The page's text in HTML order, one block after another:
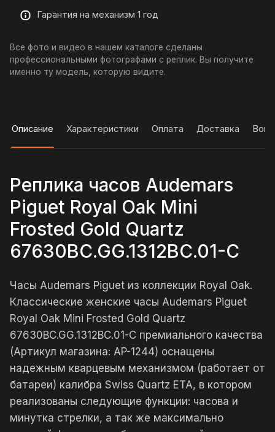
Гарантия на механизм 1 год
Все фото и видео в нашем каталоге сделаны
профессиональными фотографами с реплик. Вы получите
именно ту модель, которую видите.
Описание Характеристики Оплата Доставка
Реплика часов Audemars
Piguet Royal Oak Mini
Frosted Gold Quartz
67630BC.GG.1312BC.01-C
Часы Audemars Piguet из коллекции Royal Oak.
Классические женские часы Audemars Piguet
Royal Oak Mini Frosted Gold Quartz
67630BC.GG.1312BC.01-C премиального качества
(Артикул магазина: AP-1244) оснащены
надежным кварцевым механизмом (работает от
батареи) калибра Swiss Quartz ETA, в котором
реализованы следующие функции: часова и
минутка стрелки, а так же максимально